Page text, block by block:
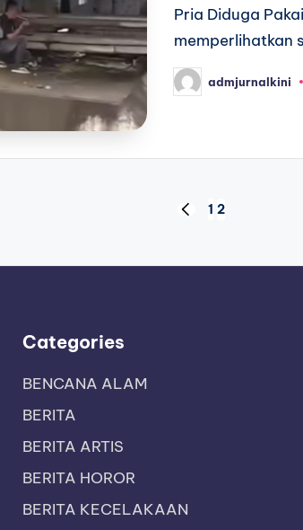
Pria Diduga
memperlihatkan
Posted
by
admjurnalkini
PREVIOUS
1 2
Categories
BENCANA ALAM
BERITA
BERITA ARTIS
BERITA HOROR
BERITA KECELAKAAN